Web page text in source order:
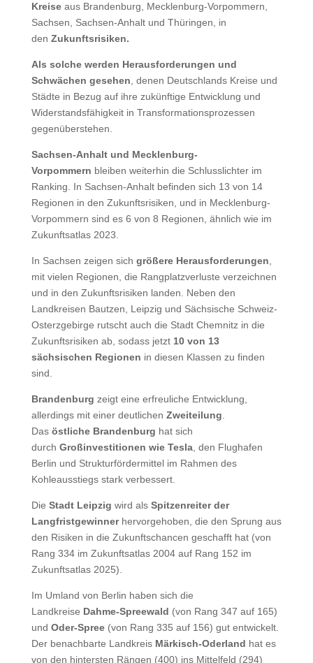
Kreiseaus Brandenburg, Mecklenburg-Vorpommern,
Sachsen, Sachsen-Anhalt und Thüringen, in
den Zukunftsrisiken.
Als solche werden Herausforderungen und
Schwächen gesehen , denen Deutschlands Kreise und
Städte in Bezug auf ihre zukünftige Entwicklung und
Widerstandsfähigkeit in Transformationsprozessen
gegenüberstehen.
Sachsen-Anhalt und Mecklenburg-
Vorpommern bleiben weiterhin die Schlusslichter im
Ranking. In Sachsen-Anhalt befinden sich 13 von 14
Regionen in den Zukunftsrisiken, und in Mecklenburg-
Vorpommern sind es 6 von 8 Regionen, ähnlich wie im
Zukunftsatlas 2023.
In Sachsen zeigen sich größere Herausforderungen
mit vielen Regionen, die Rangplatzverluste verzeichnen
und in den Zukunftsrisiken landen. Neben den
Landkreisen Bautzen, Leipzig und Sächsische Schweiz-
Osterzgebirge rutscht auch die Stadt Chemnitz in die
Zukunftsrisiken ab, sodass jetzt 10 von 13
sächsischen Regionen in diesen Klassen zu finden
sind.
Brandenburg zeigt eine erfreuliche Entwicklung,
allerdings mit einer deutlichen Zweiteilung
Das östliche Brandenburg hat sich
durch Großinvestitionen wie Tesla, den Flughafen
Berlin und Strukturfördermittel im Rahmen des
Kohleausstiegs stark verbessert.
Die Stadt Leipzig wird als Spitzenreiter der
Langfristgewinnerhervorgehoben, die den Sprung aus
den Risiken in die Zukunftschancen geschafft hat (von
Rang 334 im Zukunftsatlas 2004 auf Rang 152 im
Zukunftsatlas 2025).
Im Umland von Berlin haben sich die
Landkreise Dahme-Spreewald (von Rang 347 auf 165)
und Oder-Spree(von Rang 335 auf 156) gut entwickelt.
Der benachbarte Landkreis Märkisch-Oderland hat es
von den hintersten Rängen (400) ins Mittelfeld (294)